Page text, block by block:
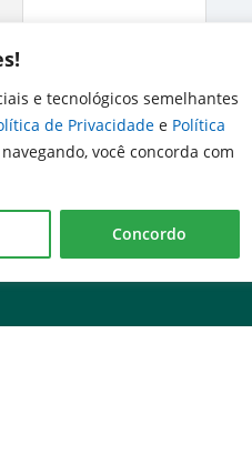
e tecnológicos semelhantes
de Privacidade e Política
você concorda com
Concordo